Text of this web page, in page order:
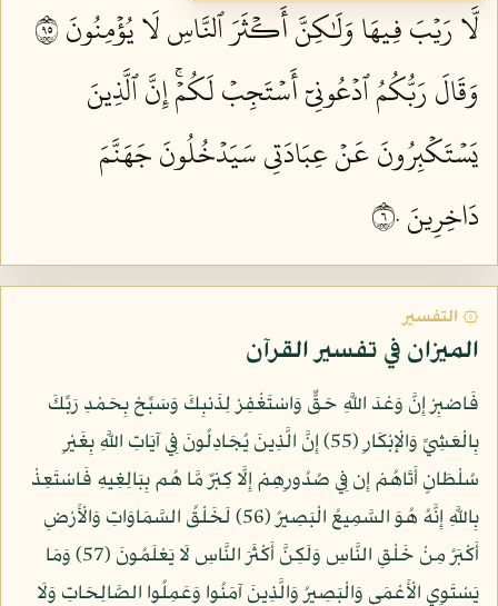
لَّا رَيۡبَ فِيهَا وَلَٰكِنَّ أَكۡثَرَ ٱلنَّاسِ لَا يُؤۡمِنُونَ ٥٩
وَقَالَ رَبُّكُمُ ٱدۡعُونِيٓ أَسۡتَجِبۡ لَكُمۡۚ إِنَّ ٱلَّذِينَ
يَسۡتَكۡبِرُونَ عَنۡ عِبَادَتِي سَيَدۡخُلُونَ جَهَنَّمَ
دَاخِرِينَ ٦٠
۞ التفسير
الميزان في تفسير القرآن
فَاصْبِرْ إِنَّ وَعْدَ اللَّهِ حَقٌّ وَاسْتَغْفِرْ لِذَنبِكَ وَسَبِّحْ بِحَمْدِ رَبِّكَ
بِالْعَشِيِّ وَالْإِبْكَارِ (55) إِنَّ الَّذِينَ يُجَادِلُونَ فِي آيَاتِ اللَّهِ بِغَيْرِ
سُلْطَانٍ أَتَاهُمْ إِن فِي صُدُورِهِمْ إِلَّا كِبْرٌ مَّا هُم بِبَالِغِيهِ فَاسْتَعِذْ
بِاللَّهِ إِنَّهُ هُوَ السَّمِيعُ الْبَصِيرُ (56) لَخَلْقُ السَّمَاوَاتِ وَالْأَرْضِ
أَكْبَرُ مِنْ خَلْقِ النَّاسِ وَلَكِنَّ أَكْثَرَ النَّاسِ لَا يَعْلَمُونَ (57) وَمَا
يَسْتَوِي الْأَعْمَى وَالْبَصِيرُ وَالَّذِينَ آمَنُوا وَعَمِلُوا الصَّالِحَاتِ وَلَا